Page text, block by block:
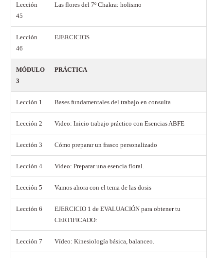
Lección
45
Las flores del 7º Chakra: holismo
Lección
46
EJERCICIOS
MÓDULO
3
PRÁCTICA
Lección 1 Bases fundamentales del trabajo en consulta
Lección 2 Video: Inicio trabajo práctico con Esencias ABFE
Lección 3 Cómo preparar un frasco personalizado
Lección 4 Video: Preparar una esencia floral.
Lección 5 Vamos ahora con el tema de las dosis
Lección 6
EJERCICIO 1 de EVALUACIÓN para obtener tu
CERTIFICADO:
Lección 7 Vídeo: Kinesiología básica, balanceo.